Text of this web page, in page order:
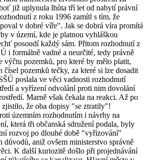
již uplynula lhůta tří let od nabytí právní
z roku 1996 zamítl s tím, že
v dobré víře". Jak se dobrá víra promítá
v území, kde je platnou vyhláškou
posoudí každý sám. Přitom rozhodnutí z
i formálně vadné a neurčité, tedy právně
výčtu pozemků, pro které by mělo platit,
čísel pozemků tečky, za které si lze dosadit
poslala ve věci vadnosti rozhodnutí
a vyřízení odvolání proti nim dovolání
Marně však čekala na reakci. Až po
zjistilo, že oba dopisy "se ztratily"!
územním rozhodnutím i návrhy na
která tři občanská sdružení podala, byly
rozvoj po dlouhé době "vyřizování"
důvodů, aniž ovšem ministerstvo správně
K další kuriozitě došlo při projednávání